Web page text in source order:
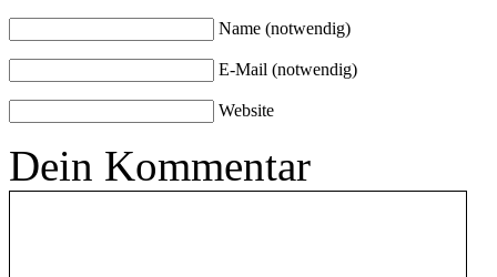
Name (notwendig)
E-Mail (notwendig)
Website
Dein Kommentar